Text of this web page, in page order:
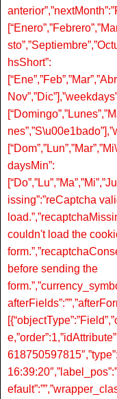
hsShort”:
daysMin”:
issing”:”reCaptcha
couldn't load the
before sending the